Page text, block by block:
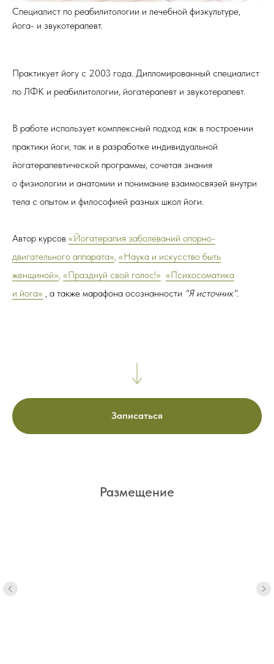
Специалист по реабилитологии и лечебной физкультуре,
йога- и звукотерапевт.
Практикует йогу с 2003 года. Дипломированный специалист
по ЛФК и реабилитологии, йогатерапевт и звукотерапевт.
В работе использует комплексный подход как в построении
практики йоги, так и в разработке индивидуальной
йогатерапевтической программы, сочетая знания
о физиологии и анатомии и понимание взаимосвязей внутри
тела с опытом и философией разных школ йоги.
Автор курсов «Йогатерапия заболеваний опорно-
двигательного аппарата» «Наука и искусство быть
женщиной» «Празднуй свой голос!» «Психосоматика
и йога» , а также марафона осознанности "Я источник".
Записаться
Размещение